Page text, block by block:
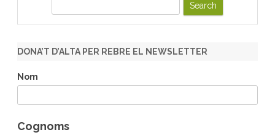
r
h
DONA’T D’ALTA PER REBRE EL NEWSLETTER
Nom
Cognoms